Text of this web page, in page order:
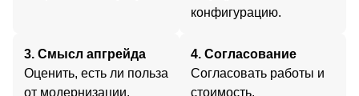
конфигурацию.
3. Смысл апгрейда
Оценить, есть ли польза
от модернизации.
4. Согласование
Согласовать работы и
стоимость.